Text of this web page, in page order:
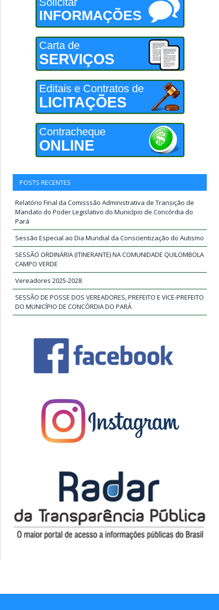
INFORMAÇÕES
Carta de
SERVIÇOS
Editais e Contratos de
LICITAÇÕES
Contracheque
ONLINE
POSTS RECENTES
Relatório Final da Comisssão Administrativa de Transição de
Mandato do Poder Legislativo do Município de Concórdia do
Pará
Sessão Especial ao Dia Mundial da Conscientização do Autismo
SESSÃO ORDINÁRIA (ITINERANTE) NA COMUNIDADE QUILOMBOLA
CAMPO VERDE
Vereadores 2025-2028
SESSÃO DE POSSE DOS VEREADORES, PREFEITO E VICE-PREFEITO
DO MUNICÍPIO DE CONCÓRDIA DO PARÁ